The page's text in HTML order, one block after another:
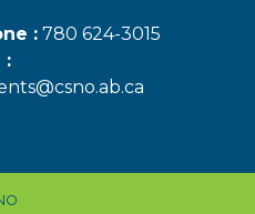
: 780 624-3015
: